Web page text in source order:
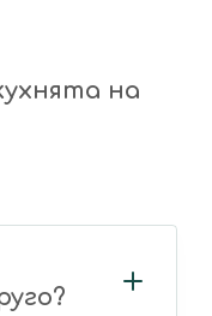
на